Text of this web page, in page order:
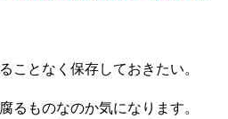
ことなく保存しておきたい。
るものなのか気になります。